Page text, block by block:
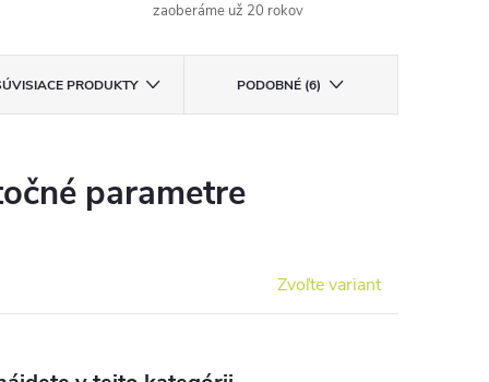
zaoberáme už 20 rokov
PRODUKTY PODOBNÉ (6)
parametre
Zvoľte variant